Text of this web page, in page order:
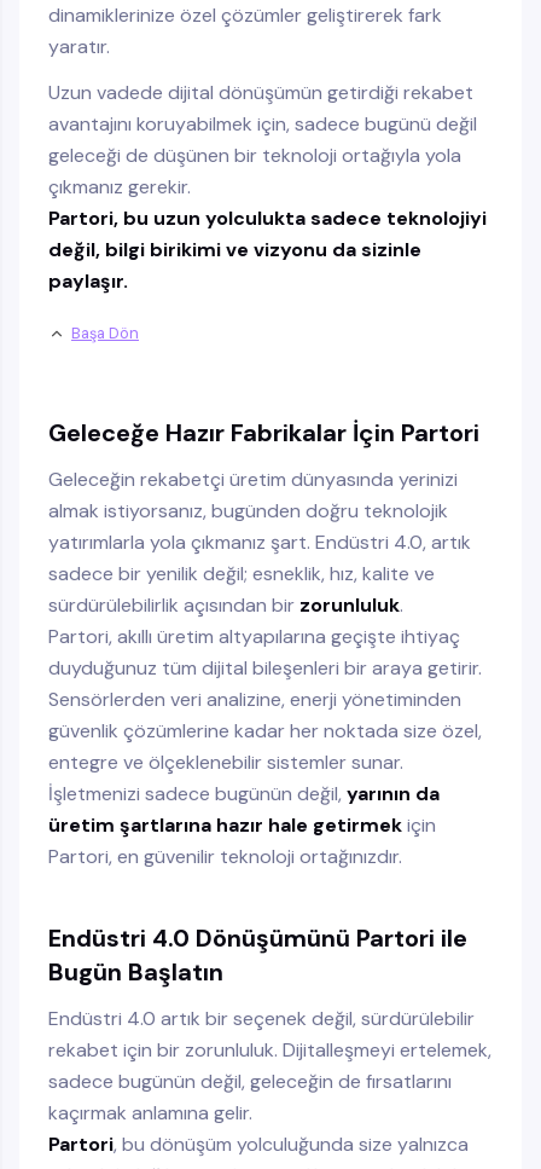
dinamiklerinize özel çözümler geliştirerek fark
yaratır.
Uzun vadede dijital dönüşümün getirdiği rekabet
avantajını koruyabilmek için, sadece bugünü değil
geleceği de düşünen bir teknoloji ortağıyla yola
çıkmanız gerekir.
Partori, bu uzun yolculukta sadece teknolojiyi
değil, bilgi birikimi ve vizyonu da sizinle
paylaşır.
Başa Dön
Geleceğe Hazır Fabrikalar İçin Partori
Geleceğin rekabetçi üretim dünyasında yerinizi
almak istiyorsanız, bugünden doğru teknolojik
yatırımlarla yola çıkmanız şart. Endüstri 4.0, artık
sadece bir yenilik değil; esneklik, hız, kalite ve
sürdürülebilirlik açısından bir zorunluluk.
Partori, akıllı üretim altyapılarına geçişte ihtiyaç
duyduğunuz tüm dijital bileşenleri bir araya getirir.
Sensörlerden veri analizine, enerji yönetiminden
güvenlik çözümlerine kadar her noktada size özel,
entegre ve ölçeklenebilir sistemler sunar.
İşletmenizi sadece bugünün değil, yarının da
üretim şartlarına hazır hale getirmekiçin
Partori, en güvenilir teknoloji ortağınızdır.
Endüstri 4.0 Dönüşümünü Partori ile
Bugün Başlatın
Endüstri 4.0 artık bir seçenek değil, sürdürülebilir
rekabet için bir zorunluluk. Dijitalleşmeyi ertelemek,
sadece bugünün değil, geleceğin de fırsatlarını
kaçırmak anlamına gelir.
Partori, bu dönüşüm yolculuğunda size yalnızca